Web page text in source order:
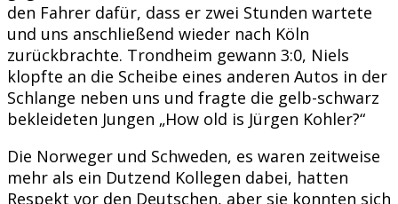
den Fahrer dafür, dass er zwei Stunden wartete
und uns anschließend wieder nach Köln
zurückbrachte. Trondheim gewann 3:0, Niels
klopfte an die Scheibe eines anderen Autos in der
Schlange neben uns und fragte die gelb-schwarz
bekleideten Jungen „How old is Jürgen Kohler?“
Die Norweger und Schweden, es waren zeitweise
mehr als ein Dutzend Kollegen dabei, hatten
Respekt vor den Deutschen, aber sie konnten sich